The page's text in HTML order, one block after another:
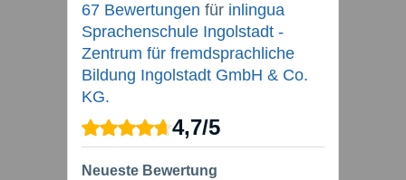
67 Bewertungen für inlingua
Sprachenschule Ingolstadt -
Zentrum für fremdsprachliche
Bildung Ingolstadt GmbH & Co.
KG.
4,7/5
Neueste Bewertung